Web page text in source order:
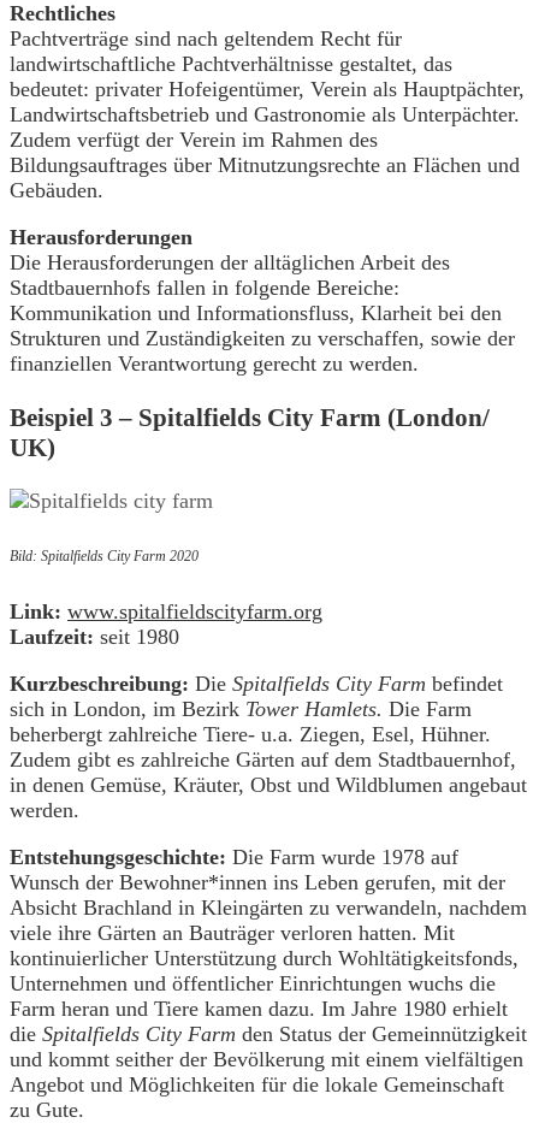
Rechtliches
Pachtverträge sind nach geltendem Recht für
landwirtschaftliche Pachtverhältnisse gestaltet, das
bedeutet: privater Hofeigentümer, Verein als Hauptpächter,
Landwirtschaftsbetrieb und Gastronomie als Unterpächter.
Zudem verfügt der Verein im Rahmen des
Bildungsauftrages über Mitnutzungsrechte an Flächen und
Gebäuden.
Herausforderungen
Die Herausforderungen der alltäglichen Arbeit des
Stadtbauernhofs fallen in folgende Bereiche:
Kommunikation und Informationsfluss, Klarheit bei den
Strukturen und Zuständigkeiten zu verschaffen, sowie der
finanziellen Verantwortung gerecht zu werden.
Beispiel 3 – Spitalfields City Farm (London/
UK)
Bild: Spitalfields City Farm 2020
Link: www.spitalfieldscityfarm.org
Laufzeit: seit 1980
Kurzbeschreibung: Die Spitalfields City Farm befindet
sich in London, im Bezirk Tower Hamlets. Die Farm
beherbergt zahlreiche Tiere- u.a. Ziegen, Esel, Hühner.
Zudem gibt es zahlreiche Gärten auf dem Stadtbauernhof,
in denen Gemüse, Kräuter, Obst und Wildblumen angebaut
werden.
Entstehungsgeschichte: Die Farm wurde 1978 auf
Wunsch der Bewohner*innen ins Leben gerufen, mit der
Absicht Brachland in Kleingärten zu verwandeln, nachdem
viele ihre Gärten an Bauträger verloren hatten. Mit
kontinuierlicher Unterstützung durch Wohltätigkeitsfonds,
Unternehmen und öffentlicher Einrichtungen wuchs die
Farm heran und Tiere kamen dazu. Im Jahre 1980 erhielt
die Spitalfields City Farm den Status der Gemeinnützigkeit
und kommt seither der Bevölkerung mit einem vielfältigen
Angebot und Möglichkeiten für die lokale Gemeinschaft
zu Gute.